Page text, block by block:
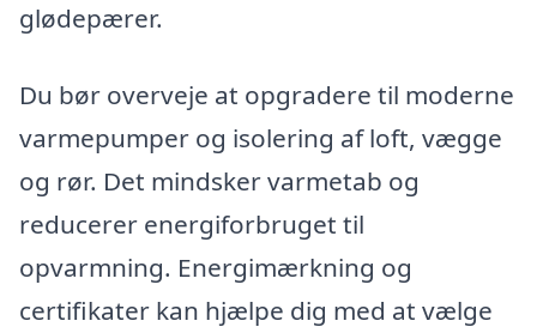
glødepærer.
Du bør overveje at opgradere til moderne
varmepumper og isolering af loft, vægge
og rør. Det mindsker varmetab og
reducerer energiforbruget til
opvarmning. Energimærkning og
certifikater kan hjælpe dig med at vælge